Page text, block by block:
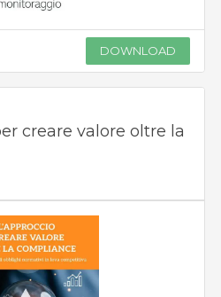
DOWNLOAD
creare valore oltre la